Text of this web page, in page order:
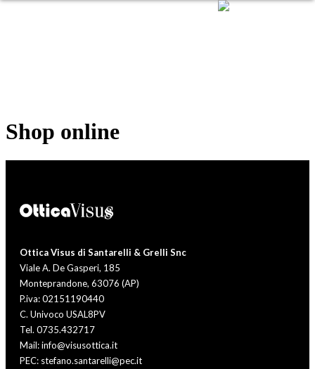
Shop online
Ottica Visus di Santarelli & Grelli Snc
Viale A. De Gasperi, 185
Monteprandone, 63076 (AP)
P.iva: 02151190440
C. Univoco USAL8PV
Tel. 0735.432717
Mail: info@visusottica.it
PEC: stefano.santarelli@pec.it